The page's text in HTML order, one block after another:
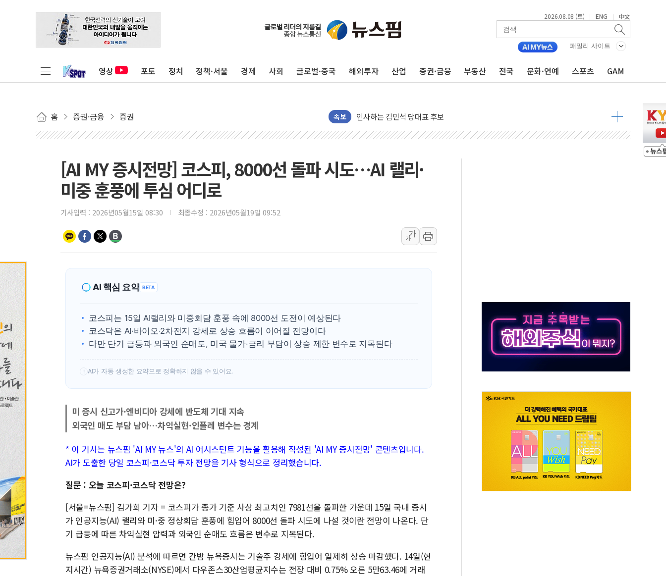
2026.08.08 (토) | ENG | 中文
패밀리 사이트
영상 포토 정치 정책·서울 경제 사회 글로벌·중국 해외투자 산업 증권·금융 부동산 전국 문화·연예 스포츠 GAM
홈 증권·금융 증권 속보
인천 합동연설회 나선 송영길·정청래·김민석 당대표 후보
김민석, 2주차 제주·인천 경선서 정청래에 승리...47.75% vs 42.08%
[속보] 민주, 제주·인천 경선 결과 발표...김민석 47.75% 정청래 42.08%
[속보] 민주, 인천 경선 결과 발표...김민석 45.09% 정청래 43.27% 송영길 11.63%
이번주 국내 주요 금융일정(8.10~8.14)
美, 이란전 출구전략 만지작…공습 한계·탄약 부족 현실화
李대통령 "결혼 때문에 손해 보는 일 없게"…'결혼 페널티' 22개 과제 손본다
여수 오동도 인근 해상서 모터보트 전복…1명 사망·1명 실종
'화합' 꺼낸 김민석에 '뻔뻔' 받아친 정청래…제주 연설서 신경전 고조
李대통령, ISA 개편 재검토 지시…與 "적극 환영"·野 "졸속 국정"
동해중부 전 해상 풍랑주의보…10일까지 최대 3.5m 높은 물결
연일 폭염에 온열질환 사망 23명…정부, 비상대응기구 가동
[AI MY 증시전망] 코스피, 8000선 돌파 시도…AI 랠리·
미중 훈풍에 투심 어디로
기사입력 : 2026년05월15일 08:30 최종수정 : 2026년05월19일 09:52
가
가
AI 핵심 요약 BETA
코스피는 15일 AI랠리와 미중회담 훈풍 속에 8000선 도전이 예상된다
코스닥은 AI·바이오·2차전지 강세로 상승 흐름이 이어질 전망이다
다만 단기 급등과 외국인 순매도, 미국 물가·금리 부담이 상승 제한 변수로 지목된다
! AI가 자동 생성한 요약으로 정확하지 않을 수 있어요.
미 증시 신고가·엔비디아 강세에 반도체 기대 지속
외국인 매도 부담 남아…차익실현·인플레 변수는 경계
* 이 기사는 뉴스핌 'AI MY 뉴스'의 AI 어시스턴트 기능을 활용해 작성된 'AI MY 증시전망' 콘텐츠입니다.
AI가 도출한 당일 코스피·코스닥 투자 전망을 기사 형식으로 정리했습니다.
질문 : 오늘 코스피·코스닥 전망은?
[서울=뉴스핌] 김가희 기자 = 코스피가 종가 기준 사상 최고치인 7981선을 돌파한 가운데 15일 국내 증시
가 인공지능(AI) 랠리와 미·중 정상회담 훈풍에 힘입어 8000선 돌파 시도에 나설 것이란 전망이 나온다. 단
기 급등에 따른 차익실현 압력과 외국인 순매도 흐름은 변수로 지목된다.
뉴스핌 인공지능(AI) 분석에 따르면 간밤 뉴욕증시는 기술주 강세에 힘입어 일제히 상승 마감했다. 14일(현
지시간) 뉴욕증권거래소(NYSE)에서 다우존스30산업평균지수는 전장 대비 0.75% 오른 5만63.46에 거래